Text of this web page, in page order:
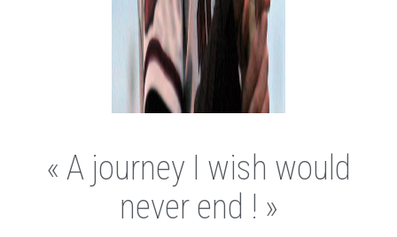
« A journey I wish would
never end ! »